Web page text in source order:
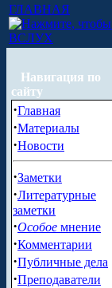
ГЛАВНАЯ
ВСЛУХ
Навигация по
сайту
·Главная
·Материалы
·Новости
·Заметки
·Литературные
заметки
·Особое мнение
·Комментарии
·Публичные дела
·Преподаватели